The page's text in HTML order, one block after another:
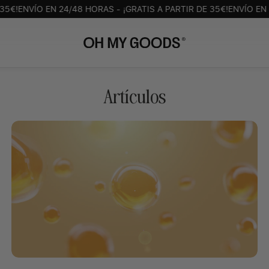
ENVÍO EN 24/48 HORAS - ¡GRATIS A PARTIR DE 35€!ENVÍO EN
Artículos